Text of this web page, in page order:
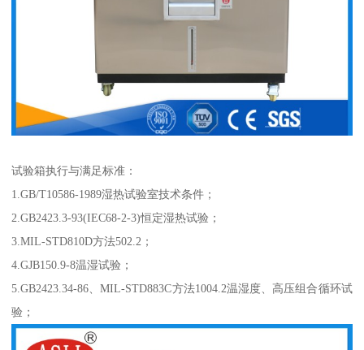
试验箱执行与满足标准：
1.GB/T10586-1989湿热试验室技术条件；
2.GB2423.3-93(IEC68-2-3)恒定湿热试验；
3.MIL-STD810D方法502.2；
4.GJB150.9-8温湿试验；
5.GB2423.34-86、MIL-STD883C方法1004.2温湿度、高压组合循环试
验；